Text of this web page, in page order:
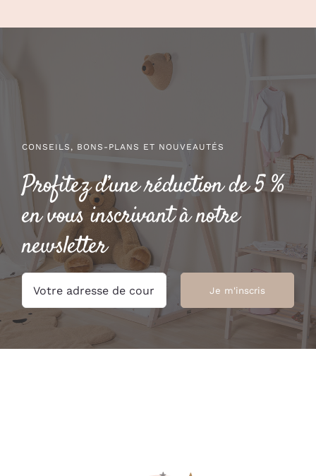
CONSEILS, BONS-PLANS ET NOUVEAUTÉS
Profitez d’une réduction de 5 %
en vous inscrivant à notre
newsletter